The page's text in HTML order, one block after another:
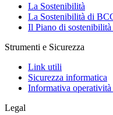
La Sostenibilità
La Sostenibilità di
Il Piano di
Strumenti e Sicurezza
Link utili
Sicurezza informatica
Informativa operatività
Legal